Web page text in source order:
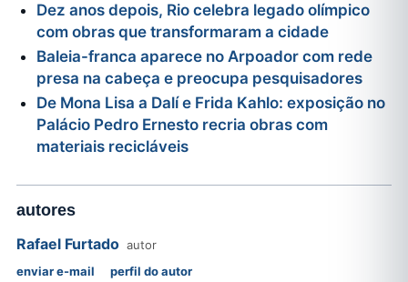
Dez anos depois, Rio celebra legado olímpico
com obras que transformaram a cidade
Baleia-franca aparece no Arpoador com rede
presa na cabeça e preocupa pesquisadores
De Mona Lisa a Dalí e Frida Kahlo: exposição no
Palácio Pedro Ernesto recria obras com
materiais recicláveis
autores
Rafael Furtado autor
enviar e-mail
perfil do autor